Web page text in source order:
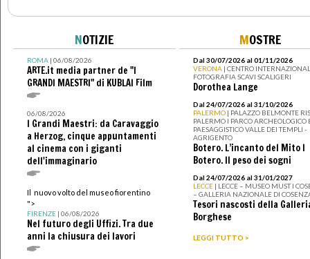
NOTIZIE
ROMA| 06/08/2026
ARTE.it media partner de "I
GRANDI MAESTRI" di KUBLAI Film
06/08/2026
I Grandi Maestri: da Caravaggio
a Herzog, cinque appuntamenti
al cinema con i giganti
dell'immaginario
Il nuovo volto del museo fiorentino
">
FIRENZE| 06/08/2026
Nel futuro degli Uffizi. Tra due
anni la chiusura dei lavori
MOSTRE
Dal 30/07/2026 al 01/11/2026
VERONA | CENTRO
FOTOGRAFIA SCAVI SCALIGERI
Dorothea Lange
Dal 24/07/2026 al 31/10/2026
PALERMO | PALAZZO BELMONTE
PALERMO I PARCO ARCHEOLOGICO
PAESAGGISTICO VALLE DEI TEMPLI -
AGRIGENTO
Botero. L’incanto del Mito I
Botero. Il peso dei sogni
Dal 24/07/2026 al 31/01/2027
LECCE | LECCE – MUSEO MUST I
– GALLERIA NAZIONALE DI
Tesori nascosti della
Borghese
LEGGI TUTTO >